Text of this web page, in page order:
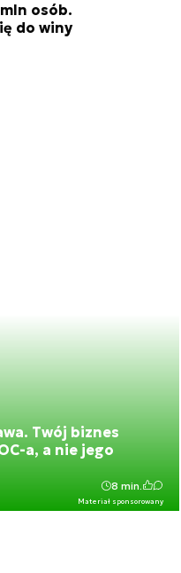
osób.
do winy
Twój biznes
a, a nie jego
Materiał sponsorowany
8 min.